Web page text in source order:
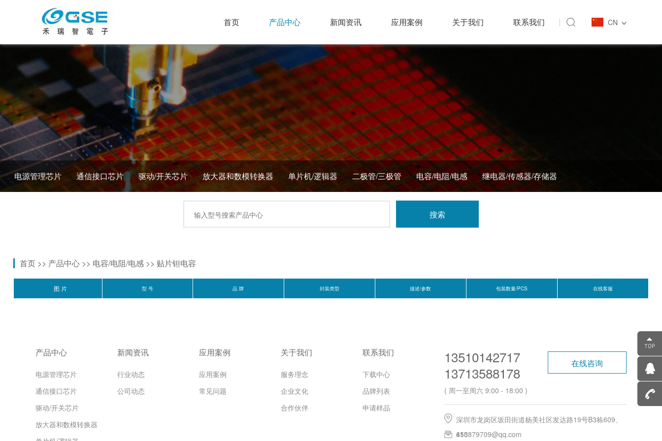
CN
首页 产品中心 新闻资讯 应用案例 关于我们 联系我们
电源管理芯片 通信接口芯片 驱动/开关芯片 放大器和数模转换器 单片机/逻辑器 二极管/三极管 电容/电阻/电感 继电器/传感器/存储器
首页>> 产品中心>> 电容/电阻/电感>> 贴片钽电容
图 片 型 号 品 牌 封装类型 描述/参数 包装数量/PCS 在线客服
产品中心
电源管理芯片
通信接口芯片
驱动/开关芯片
放大器和数模转换器
新闻资讯
行业动态
公司动态
应用案例
应用案例
常见问题
关于我们
服务理念
企业文化
合作伙伴
联系我们
下载中心
品牌列表
申请样品
13510142717
13713588178
( 周一至周六 9:00 - 18:00 )
在线咨询
深圳市龙岗区坂田街道杨美社区发达路19号B3栋609、
610
455879709@qq.com